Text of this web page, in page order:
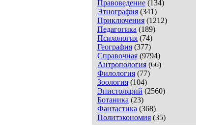
Правоведение (134)
Этнография (341)
Приключения (1212)
Педагогика (189)
Психология (74)
География (377)
Справочная (9794)
Антропология (66)
Филология (77)
Зоология (104)
Эпистолярий (2560)
Ботаника (23)
Фантастика (368)
Политэкономия (35)